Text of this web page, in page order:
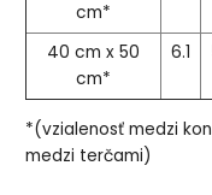
cm*
40 cm x 50
cm*
6.1
*(vzialenosť medzi
medzi terčami)